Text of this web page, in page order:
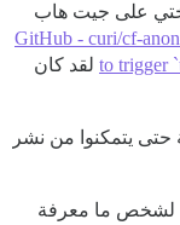
على جيت هاب
GitHub - curi/cf-
to trigger لقد كان
حتى يتمكنوا من نشر
لشخص ما معرفة